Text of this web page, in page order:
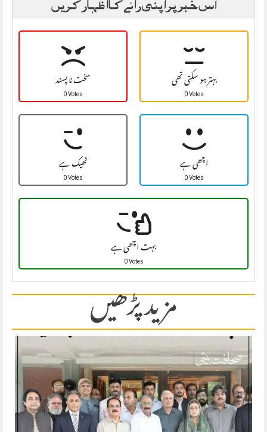
سخت نا پسند
0 Votes بہتر ہو سکتی تھی
0 Votes
ٹھیک ہے
0 Votes اچھی ہے
0 Votes
بہت اچھی ہے
0 Votes
مزید پڑھیں